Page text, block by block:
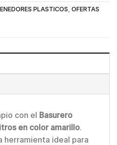
PLASTICOS OFERTAS
con el
Basurero
en color amarillo.
herramienta ideal para